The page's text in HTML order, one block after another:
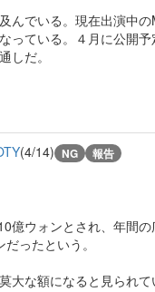
んでいる。現在出演中
っている。４月に公開
しだ。
(4/14) NG 報告
億ウォンとされ、年間
ったという。
大な額になると見られ